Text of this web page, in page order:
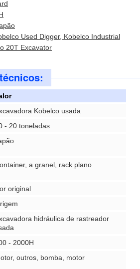
Used Digger, Kobelco Industrial
20T Excavator
Kobelco usada
- 20 toneladas
a granel, rack plano
original
hidráulica de rastreador
- 2000H
outros, bomba, motor